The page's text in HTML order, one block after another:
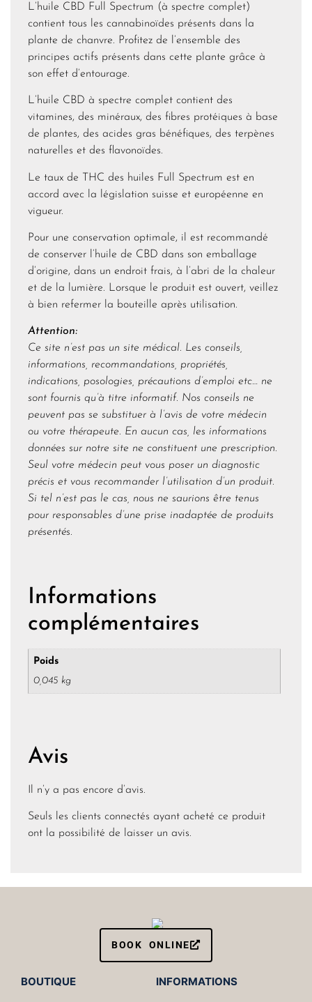
L’huile CBD Full Spectrum (à spectre complet)
contient tous les cannabinoïdes présents dans la
plante de chanvre. Profitez de l’ensemble des
principes actifs présents dans cette plante grâce à
son effet d’entourage.
L’huile CBD à spectre complet contient des
vitamines, des minéraux, des fibres protéiques à base
de plantes, des acides gras bénéfiques, des terpènes
naturelles et des flavonoïdes.
Le taux de THC des huiles Full Spectrum est en
accord avec la législation suisse et européenne en
vigueur.
Pour une conservation optimale, il est recommandé
de conserver l’huile de CBD dans son emballage
d’origine, dans un endroit frais, à l’abri de la chaleur
et de la lumière. Lorsque le produit est ouvert, veillez
à bien refermer la bouteille après utilisation.
Attention:
Ce site n’est pas un site médical. Les conseils,
informations, recommandations, propriétés,
indications, posologies, précautions d’emploi etc… ne
sont fournis qu’à titre informatif. Nos conseils ne
peuvent pas se substituer à l’avis de votre médecin
ou votre thérapeute. En aucun cas, les informations
données sur notre site ne constituent une prescription.
Seul votre médecin peut vous poser un diagnostic
précis et vous recommander l’utilisation d’un produit.
Si tel n’est pas le cas, nous ne saurions être tenus
pour responsables d’une prise inadaptée de produits
présentés.
Informations
complémentaires
Poids
0,045 kg
Avis
Il n’y a pas encore d’avis.
Seuls les clients connectés ayant acheté ce produit
ont la possibilité de laisser un avis.
BOOK ONLINE
BOUTIQUE
INFORMATIONS